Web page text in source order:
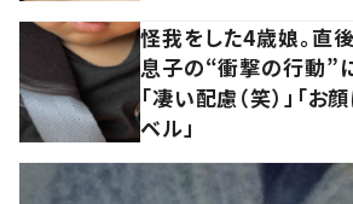
怪我をした4歳娘。直
息子の“衝撃の行動”
「凄い配慮（笑）」「
ベル」